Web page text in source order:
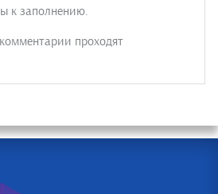
к заполнению.
проходят